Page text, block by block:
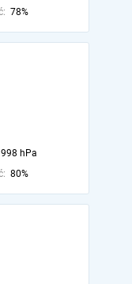
78%
998 hPa
80%